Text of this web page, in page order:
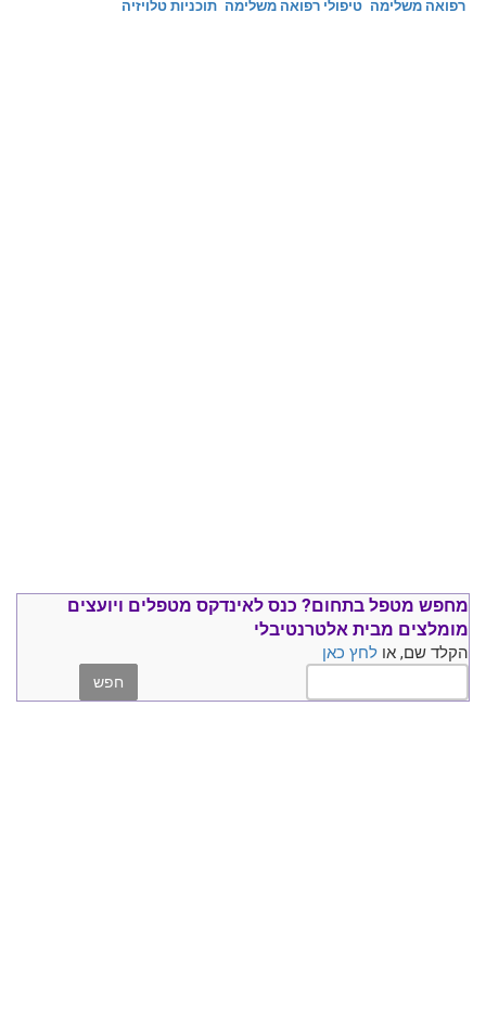
רפואה משלימה טיפולי רפואה משלימה תוכניות טלויזיה
מחפש מטפל בתחום? כנס לאינדקס מטפלים ויועצים
מומלצים מבית אלטרנטיבלי
הקלד שם, או לחץ כאן